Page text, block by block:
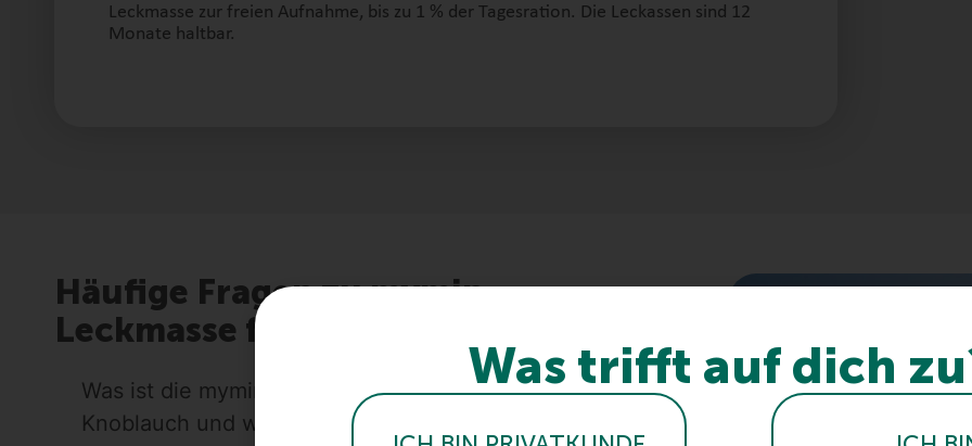
Leckmasse zur freien Aufnahme, bis zu 1 % der Tagesration. Die Leckassen sind 12
Monate haltbar.
Häufige Fragen zu mymin
Leckmasse für Rinder – Knoblauch
Was ist die mymin Leckmasse Rind mit
Knoblauch und wofür wird sie eingesetzt?
Wir
helfen
Was trifft auf dich